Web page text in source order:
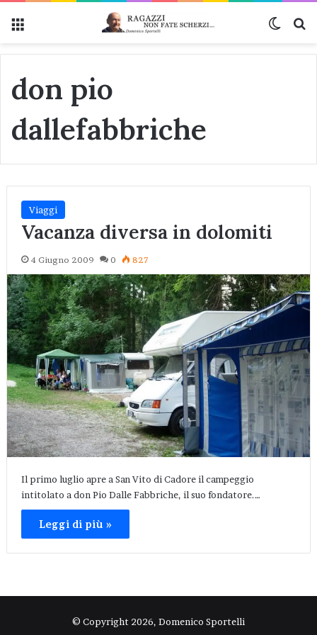
don pio
dallefabbriche
Viaggi
Vacanza diversa in dolomiti
4 Giugno 2009 0 827
Il primo luglio apre a San Vito di Cadore il campeggio
intitolato a don Pio Dalle Fabbriche, il suo fondatore.…
Leggi di più »
© Copyright 2026, Domenico Sportelli